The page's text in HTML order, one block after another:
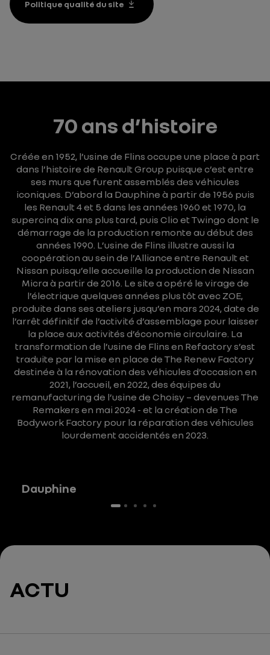
Politique qualité du site
70 ans d’histoire
Créée en 1952, l’usine de Flins occupe une place à part
dans l’histoire de Renault Group puisque c’est entre
ses murs que furent assemblés des véhicules
iconiques. D’abord la Dauphine à partir de 1956 puis
les Renault 4 et 5 dans les années 1960 et 1970, la
supercinq dix ans plus tard, puis Clio et Twingo dont le
démarrage de la production remonte au début des
années 1990. L’usine de Flins illustre aussi la
coopération au sein de l’Alliance entre Renault et
Nissan puisqu’elle accueille la production de Nissan
Micra à partir de 2016. Le site a opéré le virage de
l’électrique quelques années plus tôt avec ZOE,
produite dans ses ateliers jusqu’en mars 2024, date de
l’arrêt définitif de l’activité d’assemblage pour laisser
la place aux activités d’économie circulaire. La
transformation de l’usine de Flins en Refactory s’est
traduite par la mise en place de The Renew Factory
destinée à la rénovation des véhicules d’occasion en
2021, l’accueil, en 2022, des équipes du
remanufacturing de l’usine de Choisy – devenues The
Remakers en mai 2024 - et la création de The
Bodywork Factory pour la réparation des véhicules
lourdement accidentés en 2023.
Dauphine
ACTU